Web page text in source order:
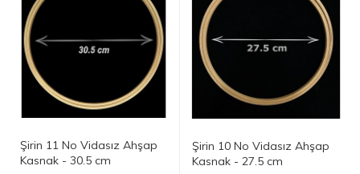
Şirin 11 No Vidasız Ahşap
Kasnak - 30.5 cm
Şirin 10 No Vidasız Ahşap
Kasnak - 27.5 cm